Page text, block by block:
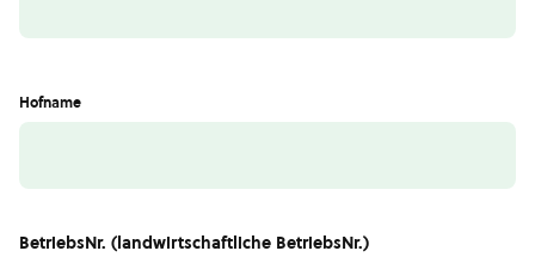
Hofname
BetriebsNr. (landwirtschaftliche BetriebsNr.)